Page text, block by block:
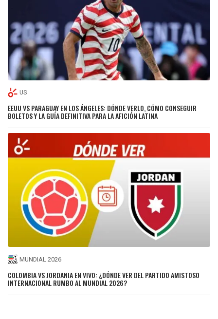
US
EEUU VS PARAGUAY EN LOS ÁNGELES: DÓNDE VERLO, CÓMO CONSEGUIR
BOLETOS Y LA GUÍA DEFINITIVA PARA LA AFICIÓN LATINA
MUNDIAL 2026
COLOMBIA VS JORDANIA EN VIVO: ¿DÓNDE VER DEL PARTIDO AMISTOSO
INTERNACIONAL RUMBO AL MUNDIAL 2026?